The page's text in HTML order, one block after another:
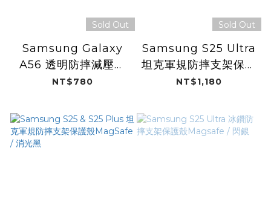
Sold Out
Samsung Galaxy
A56 透明防摔減壓保
護殼Magsafe
NT$780
Sold Out
Samsung S25 Ultra
坦克軍規防摔支架保護
殼MagSafe / 消光黑
NT$1,180